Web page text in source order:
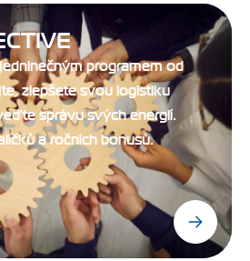
programem od
zlepšete svou logistiku
správu svých energií.
a ročních bonusů.